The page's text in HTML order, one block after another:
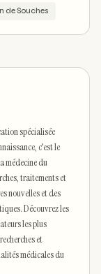
de Souches
spécialisée
c'est le
médecine du
traitements et
nouvelles et des
Découvrez les
les plus
et
médicales du